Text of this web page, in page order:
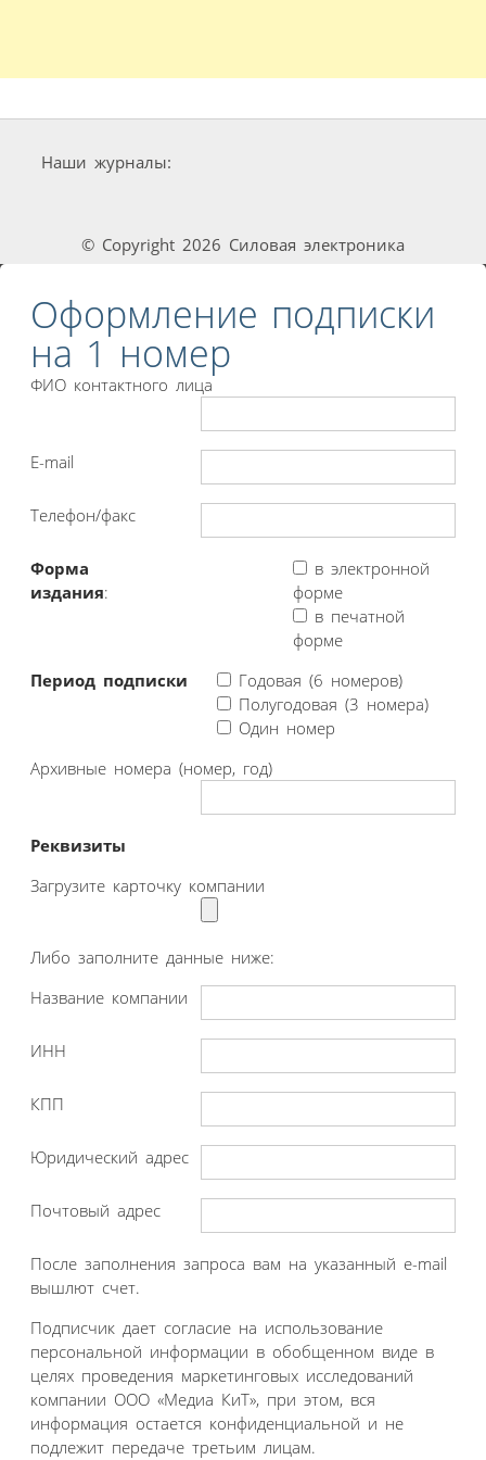
Наши журналы:
© Copyright 2026 Силовая электроника
Оформление подписки
на 1 номер
ФИО контактного лица
E-mail
Телефон/факс
Форма
издания:
в электронной
форме
в печатной
форме
Период подписки
Годовая (6 номеров)
Полугодовая (3 номера)
Один номер
Архивные номера (номер, год)
Реквизиты
Загрузите карточку компании
Либо заполните данные ниже:
Название компании
ИНН
КПП
Юридический адрес
Почтовый адрес
После заполнения запроса вам на указанный e-mail
вышлют счет.
Подписчик дает согласие на использование
персональной информации в обобщенном виде в
целях проведения маркетинговых исследований
компании ООО «Медиа КиТ», при этом, вся
информация остается конфиденциальной и не
подлежит передаче третьим лицам.